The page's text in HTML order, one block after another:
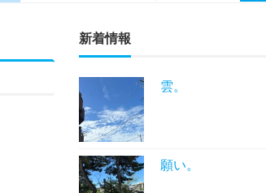
新着情報
雲。
願い。